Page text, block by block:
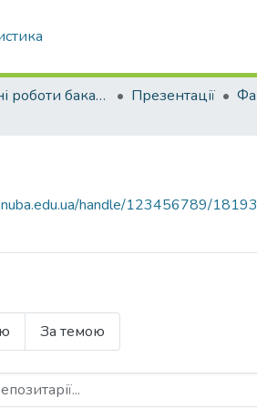
Атестаційні роботи бакалаврів Презентації
handle/123456789/18193
За темою